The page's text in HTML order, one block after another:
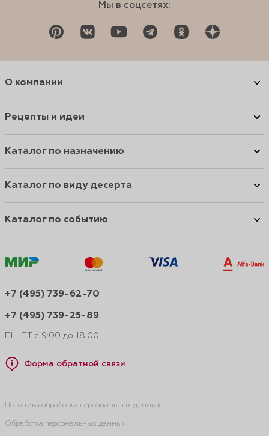
Мы в соцсетях:
О компании
Рецепты и идеи
Каталог по назначению
Каталог по виду десерта
Каталог по событию
+7 (495) 739-62-70
+7 (495) 739-25-89
ПН-ПТ с 9:00 до 18:00
Форма обратной связи
Политика обработки персональных данных
Обработка персональных данных